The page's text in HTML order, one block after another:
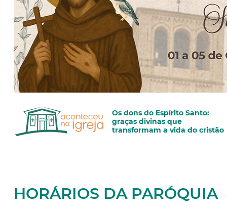
Os dons do Espírito Santo:
graças divinas que
transformam a vida do cristão
HORÁRIOS DA PARÓQUIA